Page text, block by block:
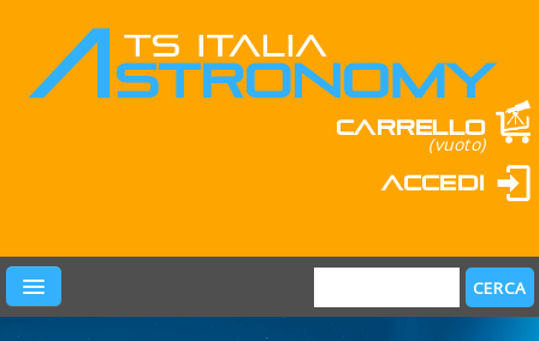
Carrello
(vuoto)
Accedi